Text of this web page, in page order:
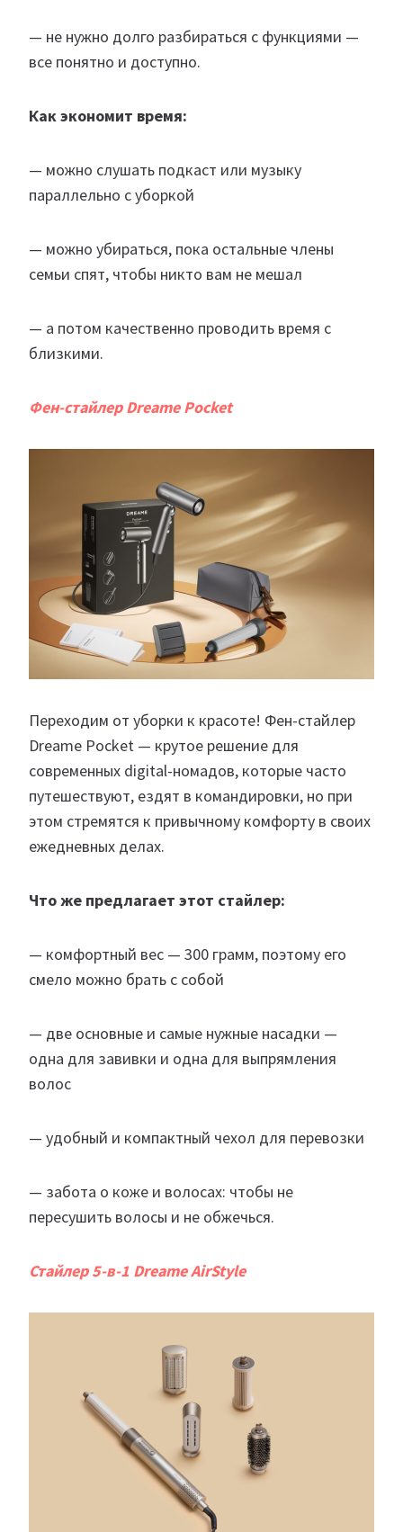
— не нужно долго разбираться с функциями —
все понятно и доступно.
Как экономит время:
— можно слушать подкаст или музыку
параллельно с уборкой
— можно убираться, пока остальные члены
семьи спят, чтобы никто вам не мешал
— а потом качественно проводить время с
близкими.
Фен-стайлер Dreame Pocket
Переходим от уборки к красоте! Фен-стайлер
Dreame Pocket — крутое решение для
современных digital-номадов, которые часто
путешествуют, ездят в командировки, но при
этом стремятся к привычному комфорту в своих
ежедневных делах.
Что же предлагает этот стайлер:
— комфортный вес — 300 грамм, поэтому его
смело можно брать с собой
— две основные и самые нужные насадки —
одна для завивки и одна для выпрямления
волос
— удобный и компактный чехол для перевозки
— забота о коже и волосах: чтобы не
пересушить волосы и не обжечься.
Стайлер 5-в-1 Dreame AirStyle